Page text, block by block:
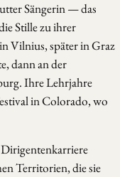
Sängerin — das
Stille zu ihrer
Vilnius, später in Graz
dann an der
Ihre Lehrjahre
in Colorado, wo
Territorien, die sie